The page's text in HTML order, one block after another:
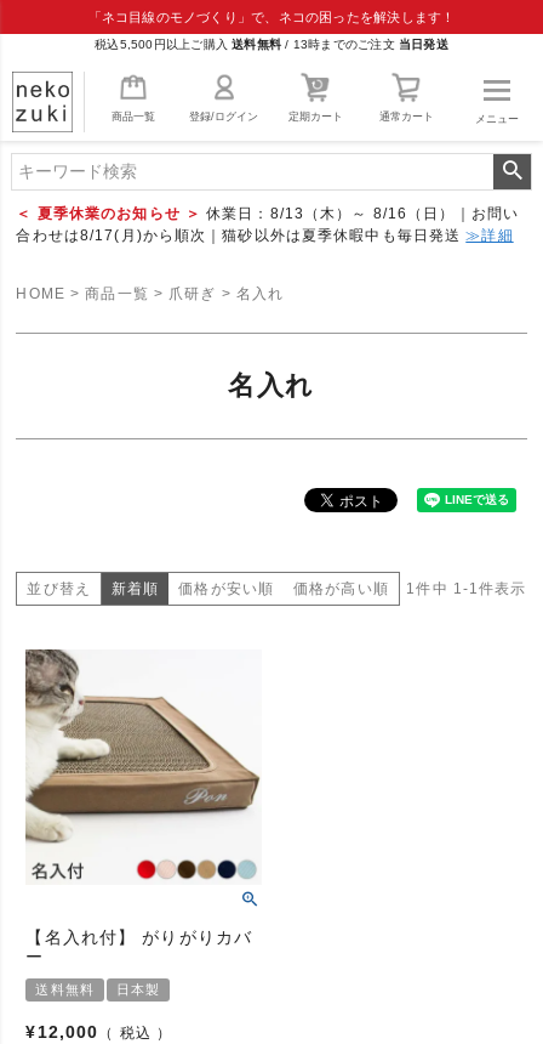
「ネコ目線のモノづくり」で、ネコの困ったを解決します！
税込5,500円以上ご購入送料無料 / 13時までのご注文 当日発送
商品一覧 登録/ログイン 定期カート 通常カート メニュー
＜ 夏季休業のお知らせ ＞ 休業日：8/13（木）～ 8/16（日）｜お問い
合わせは8/17(月)から順次｜猫砂以外は夏季休暇中も毎日発送≫詳細
HOME 商品一覧 爪研ぎ 名入れ
名入れ
並び替え 新着順 価格が安い順 価格が高い順 1件中 1 -1件表示
【名入れ付】 がりがりカバ
ー
送料無料 日本製
¥12,000 税込